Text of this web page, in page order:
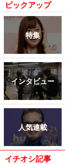
ピックアップ
特集
インタビュー
人気連載
イチオシ記事